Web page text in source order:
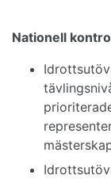
Nationell